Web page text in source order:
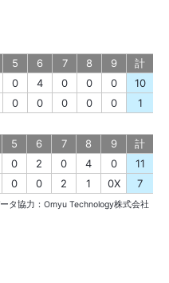
5 6 7 8 9
計
0 4 0 0 0
10
0 0 0 0 0
1
5 6 7 8 9
計
0 2 0 4 0
11
0 0 2 1 0X 7
タ協力：Omyu Technology株式会社